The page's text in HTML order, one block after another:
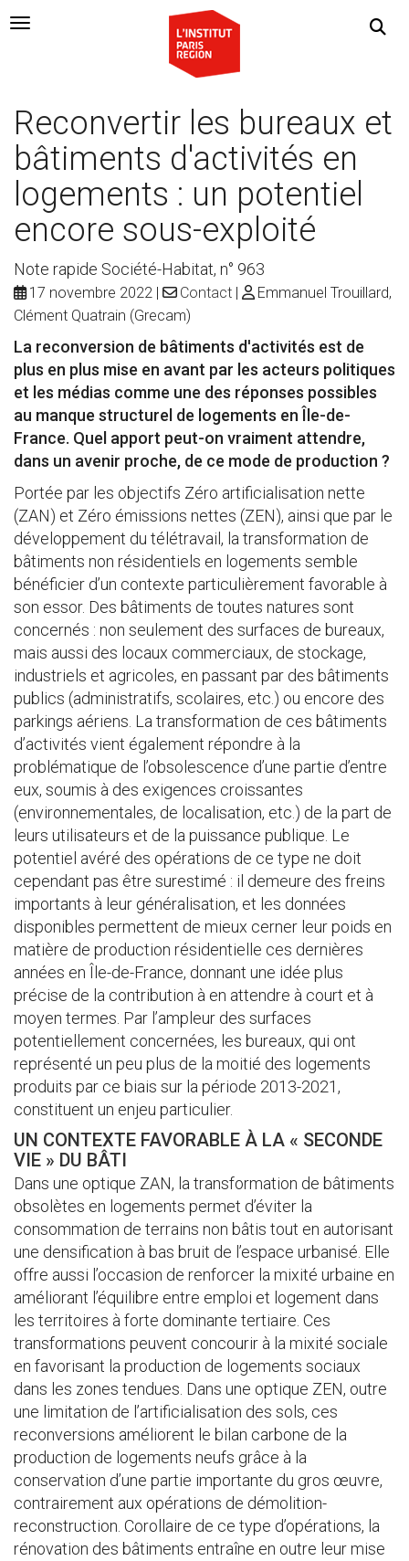
Navigation Toggle
Reconvertir les bureaux et
bâtiments d'activités en
logements : un potentiel
encore sous-exploité
Note rapide Société-Habitat, n° 963
17 novembre 2022 Contact
Emmanuel Trouillard,
Clément Quatrain (Grecam)
La reconversion de bâtiments d'activités est de
plus en plus mise en avant par les acteurs politiques
et les médias comme une des réponses possibles
au manque structurel de logements en Île-de-
France. Quel apport peut-on vraiment attendre,
dans un avenir proche, de ce mode de production ?
Portée par les objectifs Zéro artificialisation nette
(ZAN) et Zéro émissions nettes (ZEN), ainsi que par le
développement du télétravail, la transformation de
bâtiments non résidentiels en logements semble
bénéficier d’un contexte particulièrement favorable à
son essor. Des bâtiments de toutes natures sont
concernés : non seulement des surfaces de bureaux,
mais aussi des locaux commerciaux, de stockage,
industriels et agricoles, en passant par des bâtiments
publics (administratifs, scolaires, etc.) ou encore des
parkings aériens. La transformation de ces bâtiments
d’activités vient également répondre à la
problématique de l’obsolescence d’une partie d’entre
eux, soumis à des exigences croissantes
(environnementales, de localisation, etc.) de la part de
leurs utilisateurs et de la puissance publique. Le
potentiel avéré des opérations de ce type ne doit
cependant pas être surestimé : il demeure des freins
importants à leur généralisation, et les données
disponibles permettent de mieux cerner leur poids en
matière de production résidentielle ces dernières
années en Île-de-France, donnant une idée plus
précise de la contribution à en attendre à court et à
moyen termes. Par l’ampleur des surfaces
potentiellement concernées, les bureaux, qui ont
représenté un peu plus de la moitié des logements
produits par ce biais sur la période 2013-2021,
constituent un enjeu particulier.
UN CONTEXTE FAVORABLE À LA « SECONDE
VIE » DU BÂTI
Dans une optique ZAN, la transformation de bâtiments
obsolètes en logements permet d’éviter la
consommation de terrains non bâtis tout en autorisant
une densification à bas bruit de l’espace urbanisé. Elle
offre aussi l’occasion de renforcer la mixité urbaine en
améliorant l’équilibre entre emploi et logement dans
les territoires à forte dominante tertiaire. Ces
transformations peuvent concourir à la mixité sociale
en favorisant la production de logements sociaux
dans les zones tendues. Dans une optique ZEN, outre
une limitation de l’artificialisation des sols, ces
reconversions améliorent le bilan carbone de la
production de logements neufs grâce à la
conservation d’une partie importante du gros œuvre,
contrairement aux opérations de démolition-
reconstruction. Corollaire de ce type d’opérations, la
rénovation des bâtiments entraîne en outre leur mise